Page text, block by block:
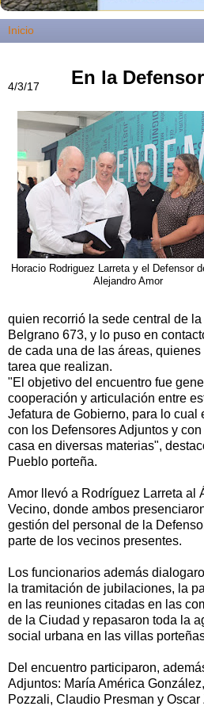
4/3/17 En la
Horacio Rodriguez Larreta y el Defensor
Alejandro Amor
quien recorrió la sede central de
Belgrano 673, y lo puso en
de cada una de las áreas,
tarea que realizan.
"El objetivo del encuentro fue
cooperación y articulación entre
Jefatura de Gobierno, para lo
con los Defensores Adjuntos y
casa en diversas materias",
Pueblo porteña.
Amor llevó a Rodríguez Larreta al
Vecino, donde ambos
gestión del personal de la
parte de los vecinos presentes.
Los funcionarios además
la tramitación de jubilaciones, la
en las reuniones citadas en las
de la Ciudad y repasaron toda la
social urbana en las villas
Del encuentro participaron,
Adjuntos: María América
Pozzali, Claudio Presman y Oscar